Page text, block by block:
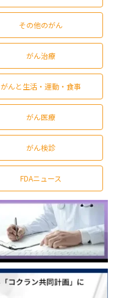
その他のがん
がん治療
がんと生活・運動・食事
がん医療
がん検診
FDAニュース